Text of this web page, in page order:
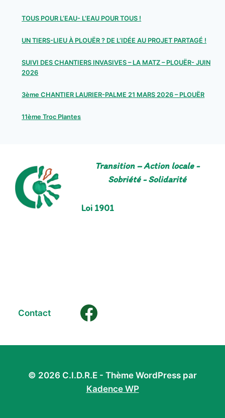
TOUS POUR L’EAU- L’EAU POUR TOUS !
UN TIERS-LIEU À PLOUËR ? DE L’IDÉE AU PROJET PARTAGÉ !
SUIVI DES CHANTIERS INVASIVES – LA MATZ – PLOUËR- JUIN
2026
3ème CHANTIER LAURIER-PALME 21 MARS 2026 – PLOUËR
11ème Troc Plantes
Transition – Action locale -
Sobriété - Solidarité
Loi 1901
Contact
© 2026 C.I.D.R.E - Thème WordPress par
Kadence WP